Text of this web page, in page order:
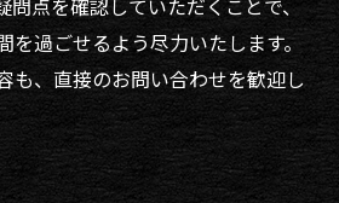
問点を確認していただくことで、
を過ごせるよう尽力いたします。
も、直接のお問い合わせを歓迎し